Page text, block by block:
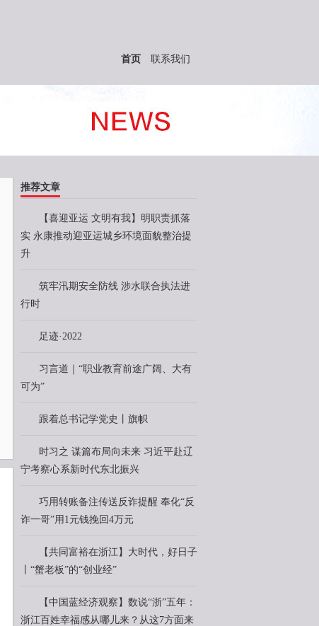
首页 联系我们
推荐文章
【喜迎亚运 文明有我】明职责抓落
实 永康推动迎亚运城乡环境面貌整治提
升
筑牢汛期安全防线 涉水联合执法进
行时
足迹·2022
习言道｜“职业教育前途广阔、大有
可为”
跟着总书记学党史丨旗帜
时习之 谋篇布局向未来 习近平赴辽
宁考察心系新时代东北振兴
巧用转账备注传送反诈提醒 奉化“反
诈一哥”用1元钱挽回4万元
【共同富裕在浙江】大时代，好日子
丨“蟹老板”的“创业经”
【中国蓝经济观察】数说“浙”五年：
浙江百姓幸福感从哪儿来？从这7方面来